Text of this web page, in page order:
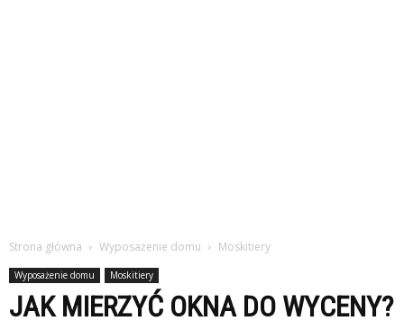
Strona główna Wyposażenie domu Moskitiery
Wyposażenie domu Moskitiery
JAK MIERZYĆ OKNA DO WYCENY?